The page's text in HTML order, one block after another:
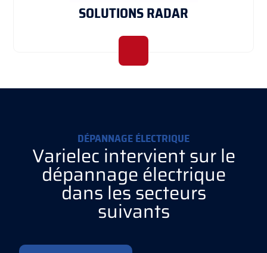
SOLUTIONS RADAR
DÉPANNAGE ÉLECTRIQUE
Varielec intervient sur le
dépannage électrique
dans les secteurs
suivants